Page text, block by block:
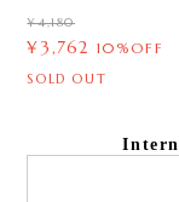
¥4,180
¥3,762 10%OFF
SOLD OUT